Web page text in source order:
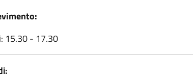
15.30 - 17.30